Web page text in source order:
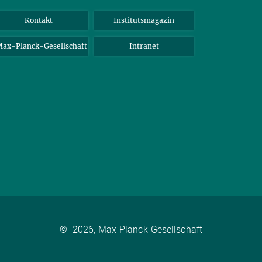
Kontakt Institutsmagazin
Planck-Gesellschaft Intranet
© 2026, Max-Planck-Gesellschaft